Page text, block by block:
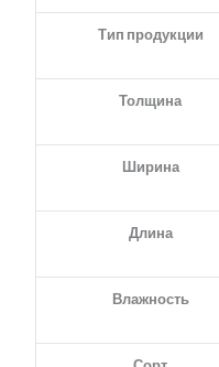
Тип продукции
Толщина
Ширина
Длина
Влажность